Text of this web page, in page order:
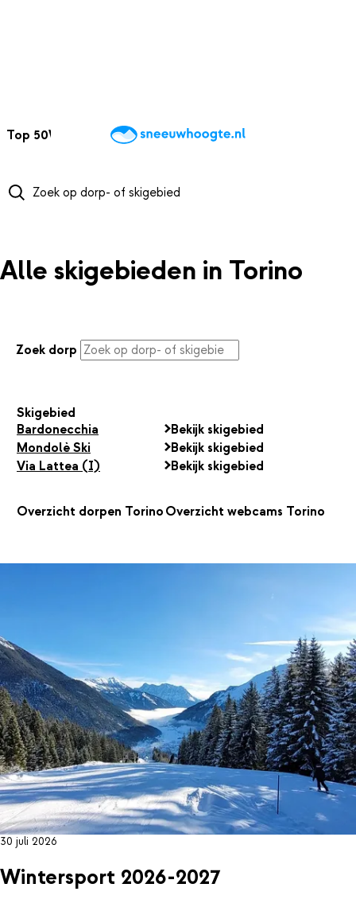
Top 50Webcams WintersportweerKaarten
Alle skigebieden in Torino
Zoek dorp
Skigebied
Bardonecchia
Bekijk skigebied
Mondolè Ski
Bekijk skigebied
Via Lattea (I)
Bekijk skigebied
Overzicht dorpen Torino Overzicht webcams Torino
30 juli 2026
Wintersport 2026-2027